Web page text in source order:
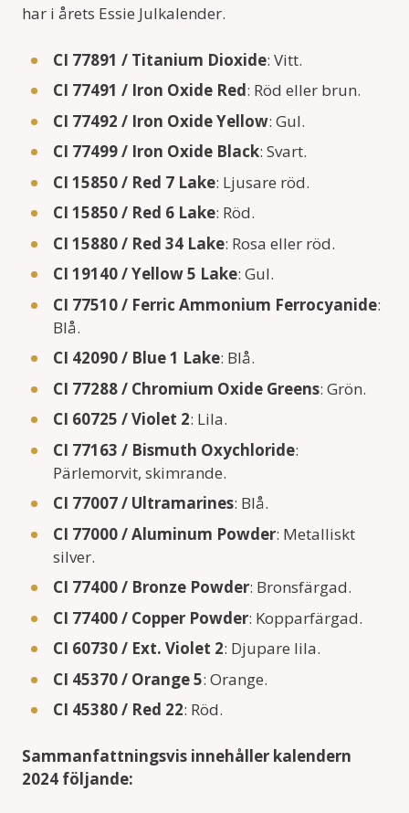
har i årets Essie Julkalender.
CI 77891 / Titanium Dioxide: Vitt.
CI 77491 / Iron Oxide Red: Röd eller brun.
CI 77492 / Iron Oxide Yellow: Gul.
CI 77499 / Iron Oxide Black: Svart.
CI 15850 / Red 7 Lake: Ljusare röd.
CI 15850 / Red 6 Lake: Röd.
CI 15880 / Red 34 Lake: Rosa eller röd.
CI 19140 / Yellow 5 Lake: Gul.
CI 77510 / Ferric Ammonium Ferrocyanide:
Blå.
CI 42090 / Blue 1 Lake: Blå.
CI 77288 / Chromium Oxide Greens: Grön.
CI 60725 / Violet 2: Lila.
CI 77163 / Bismuth Oxychloride:
Pärlemorvit, skimrande.
CI 77007 / Ultramarines: Blå.
CI 77000 / Aluminum Powder: Metalliskt
silver.
CI 77400 / Bronze Powder: Bronsfärgad.
CI 77400 / Copper Powder: Kopparfärgad.
CI 60730 / Ext. Violet 2: Djupare lila.
CI 45370 / Orange 5: Orange.
CI 45380 / Red 22: Röd.
Sammanfattningsvis innehåller kalendern
2024 följande: